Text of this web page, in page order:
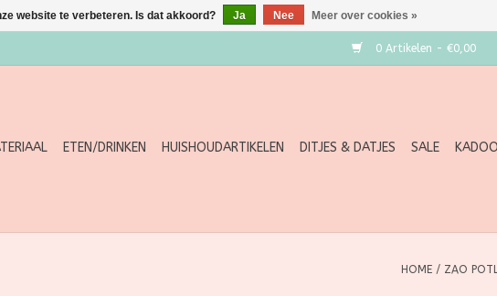
0 Artikelen - €0,00
ETEN/DRINKEN HUISHOUDARTIKELEN DITJES & DATJES SALE
HOME / ZAO
website te verbeteren. Is dat akkoord? Ja Nee Meer over cookies »